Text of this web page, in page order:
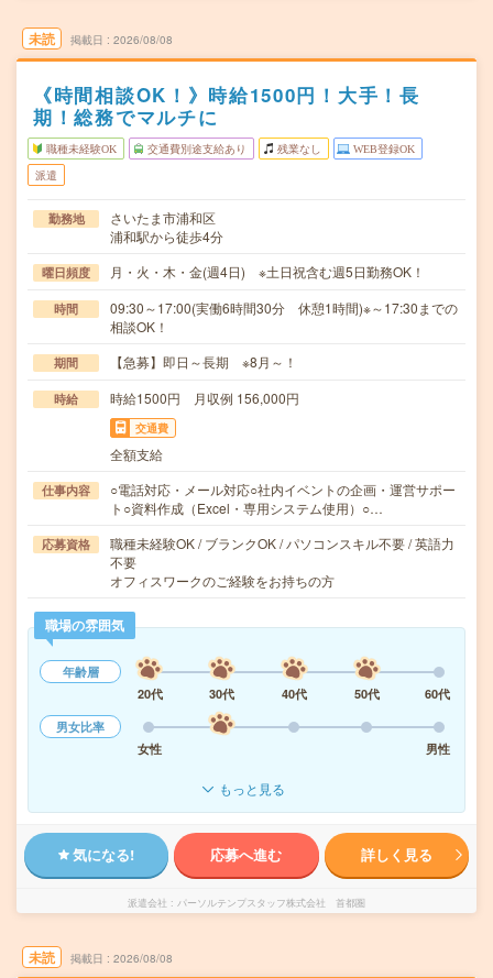
未読 掲載日 2026/08/08
《時間相談OK！》時給1500円！大手！長
期！総務でマルチに
職種未経験OK 交通費別途支給あり 残業なし WEB登録OK
派遣
勤務地
さいたま市浦和区
浦和駅から徒歩4分
曜日頻度 月・火・木・金(週4日) ※土日祝含む週5日勤務OK！
時間
09:30～17:00(実働6時間30分 休憩1時間)※～17:30までの
相談OK！
期間 【急募】即日～長期 ※8月～！
時給 時給1500円 月収例 156,000円
交通費
全額支給
仕事内容
○電話対応・メール対応○社内イベントの企画・運営サポー
ト○資料作成（Excel・専用システム使用）○…
応募資格
職種未経験OK / ブランクOK / パソコンスキル不要 / 英語力
不要
オフィスワークのご経験をお持ちの方
職場の雰囲気
年齢層
20代
30代 40代 50代
60代
男女比率
女性
男性
もっと見る
気になる! 応募へ進む 詳しく見る
派遣会社 パーソルテンプスタッフ株式会社 首都圏
未読 掲載日 2026/08/08